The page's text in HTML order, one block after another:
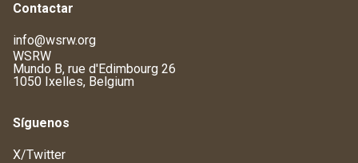
Contactar
info@wsrw.org
WSRW
Mundo B, rue d'Edimbourg 26
1050 Ixelles, Belgium
Síguenos
X/Twitter